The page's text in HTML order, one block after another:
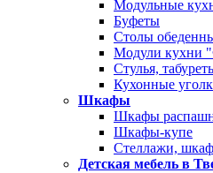
Модульные
Буфеты
Столы
Модули кухни
Стулья,
Кухонные
Шкафы
Шкафы
Шкафы-купе
Стеллажи,
Детская мебель в